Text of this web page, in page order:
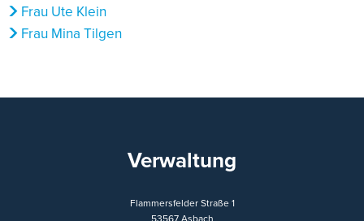
Frau Ute Klein
Frau Mina Tilgen
Verwaltung
Flammersfelder Straße 1
53567 Asbach